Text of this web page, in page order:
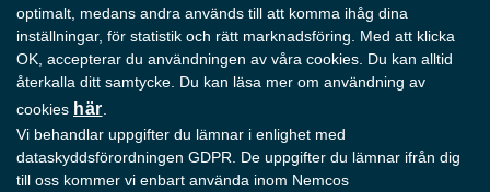
optimalt, medans andra används till att komma ihåg dina
inställningar, för statistik och rätt marknadsföring. Med att klicka
OK, accepterar du användningen av våra cookies. Du kan alltid
återkalla ditt samtycke. Du kan läsa mer om användning av
cookies här
Vi behandlar uppgifter du lämnar i enlighet med
dataskyddsförordningen GDPR. De uppgifter du lämnar ifrån dig
till oss kommer vi enbart använda inom Nemcos
KONTAKTA OSS
Kontor
+46 40 219 551